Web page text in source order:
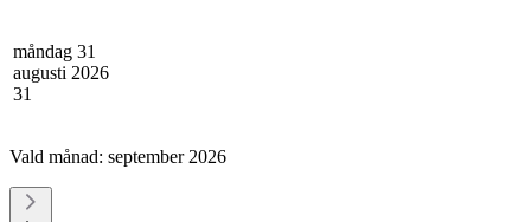
måndag 31
augusti 2026
31
Vald månad: september 2026